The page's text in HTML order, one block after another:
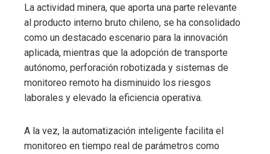
La actividad minera, que aporta una parte relevante
al producto interno bruto chileno, se ha consolidado
como un destacado escenario para la innovación
aplicada, mientras que la adopción de transporte
autónomo, perforación robotizada y sistemas de
monitoreo remoto ha disminuido los riesgos
laborales y elevado la eficiencia operativa.
A la vez, la automatización inteligente facilita el
monitoreo en tiempo real de parámetros como